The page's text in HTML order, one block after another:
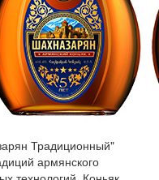
Традиционный"
армянского